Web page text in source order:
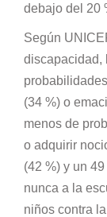
debajo del 20
Según
discapacidad,
(34 %) o
menos de
o adquirir
(42 %) y un
nunca a la
niños contra